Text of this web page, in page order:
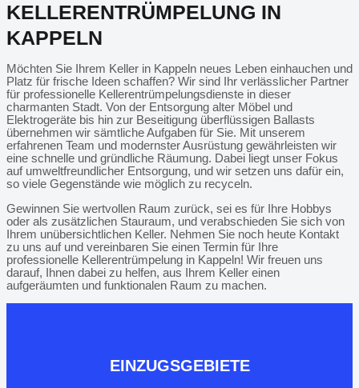
KELLERENTRÜMPELUNG IN
KAPPELN
Möchten Sie Ihrem Keller in Kappeln neues Leben einhauchen und
Platz für frische Ideen schaffen? Wir sind Ihr verlässlicher Partner
für professionelle Kellerentrümpelungsdienste in dieser
charmanten Stadt. Von der Entsorgung alter Möbel und
Elektrogeräte bis hin zur Beseitigung überflüssigen Ballasts
übernehmen wir sämtliche Aufgaben für Sie. Mit unserem
erfahrenen Team und modernster Ausrüstung gewährleisten wir
eine schnelle und gründliche Räumung. Dabei liegt unser Fokus
auf umweltfreundlicher Entsorgung, und wir setzen uns dafür ein,
so viele Gegenstände wie möglich zu recyceln.
Gewinnen Sie wertvollen Raum zurück, sei es für Ihre Hobbys
oder als zusätzlichen Stauraum, und verabschieden Sie sich von
Ihrem unübersichtlichen Keller. Nehmen Sie noch heute Kontakt
zu uns auf und vereinbaren Sie einen Termin für Ihre
professionelle Kellerentrümpelung in Kappeln! Wir freuen uns
darauf, Ihnen dabei zu helfen, aus Ihrem Keller einen
aufgeräumten und funktionalen Raum zu machen.
EINZUGSGEBIETE